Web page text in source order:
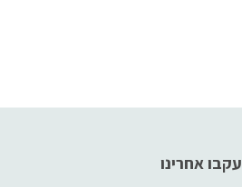
עקבו אחרינו